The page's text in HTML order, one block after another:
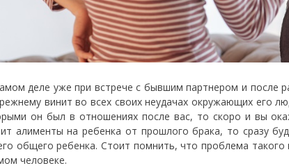
деле уже при встрече с бывшим партнером и после
винит во всех своих неудачах окружающих его
он был в отношениях после вас, то скоро и вы
алименты на ребенка от прошлого брака, то сразу
общего ребенка. Стоит помнить, что проблема
человеке.